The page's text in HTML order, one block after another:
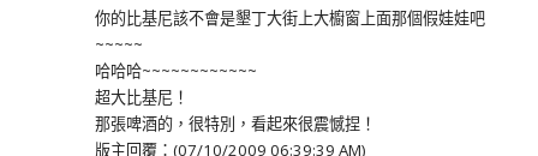
你的比基尼該不會是墾丁大街上大櫥窗上面那個假娃娃吧
~~~~~
哈哈哈~~~~~~~~~~~~
超大比基尼！
那張啤酒的，很特別，看起來很震憾捏！
版主回覆：(07/10/2009 06:39:39 AM)